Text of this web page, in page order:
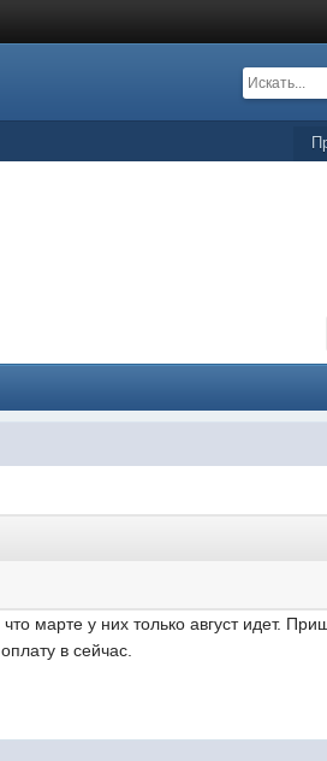
марте у них только август идет.
в сейчас.